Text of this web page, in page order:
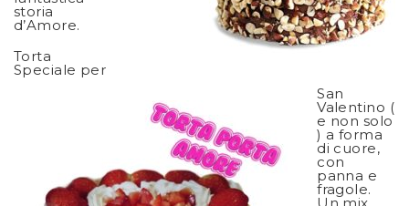
storia
d’Amore.
Torta
Speciale per
San
Valentino (
e non solo
) a forma
di cuore,
con
panna e
fragole.
Un mix